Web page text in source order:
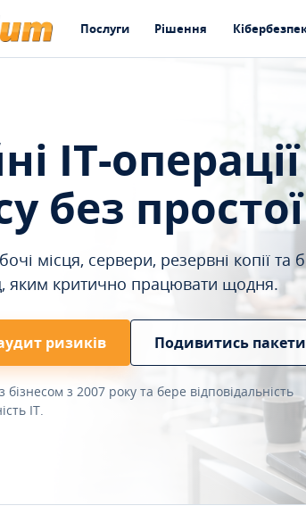
Послуги Рішення
IT-
без
місця, сервери, резервні копії та
яким критично працювати щодня.
ризиків Подивитись пакети
з 2007 року та бере відповідальність
IT.